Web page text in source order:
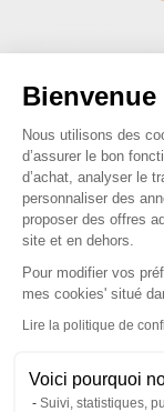
Nous utilisons des
d’assurer le bon
d’achat, analyser le
personnaliser des
proposer des offres
site et en dehors.
Pour modifier vos
mes cookies' situé
Lire la politique de
Voici pourquoi
Suivi, statistiques,
Ces